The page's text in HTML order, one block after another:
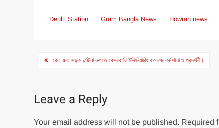
Deulti Station Gram Bangla News Howrah news
Post
রেল এবং সড়ক দুর্ঘটনা রুখতে বেসরকারি ইঞ্জিনিয়ারিং কলেজে কর্মশালা ও প্রদর্শনী।
Leave a Reply
Your email address will not be published. Required